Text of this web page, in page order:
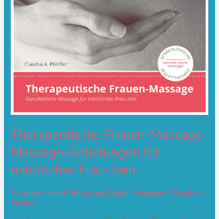
Therapeutische Frauen-Massage:
Massage-Anleitungen für
natürliches Frau-Sein
Frauengesundheit, Bücher und Medien, Hormone / Claudia A.
Pfeiffer
Sein